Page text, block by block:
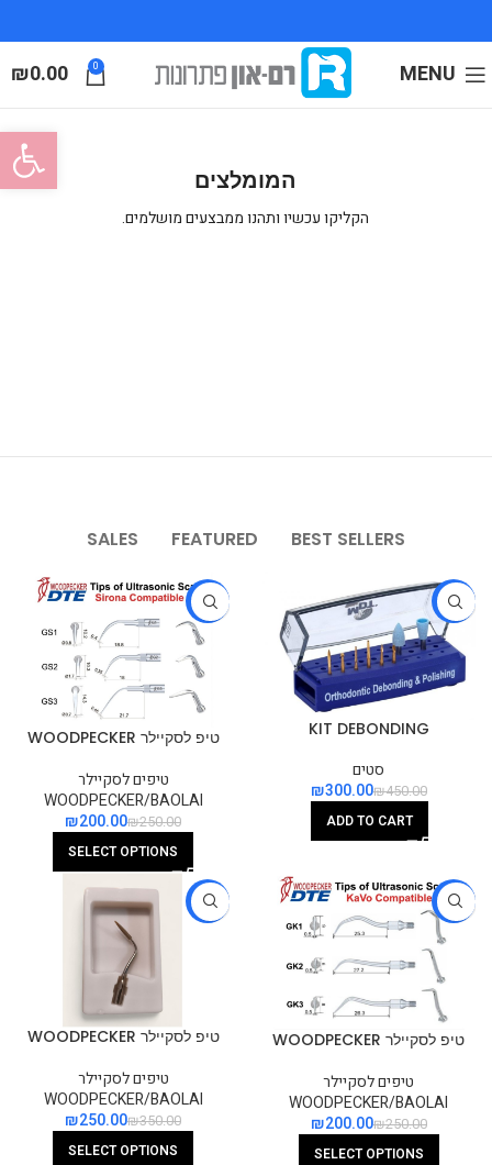
פתח
MENU
0
₪0.00
המומלצים
הקליקו עכשיו ותהנו ממבצעים מושלמים.
BEST SELLERS
FEATURED
SALES
-33%
KIT DEBONDING
סטים
₪450.00
₪300.00
ADD TO CART
-20%
טיפ לסקיילר WOODPECKER
טיפים לסקיילר
WOODPECKER/BAOLAI
₪250.00
₪200.00
SELECT OPTIONS
-20%
טיפ לסקיילר WOODPECKER
טיפים לסקיילר
WOODPECKER/BAOLAI
₪250.00
₪200.00
SELECT OPTIONS
-29%
טיפ לסקיילר WOODPECKER
טיפים לסקיילר
WOODPECKER/BAOLAI
₪350.00
₪250.00
SELECT OPTIONS